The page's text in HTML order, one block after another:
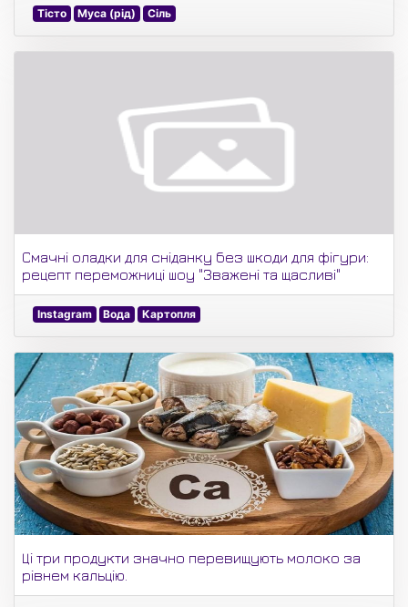
Тісто Муса (рід) Сіль
Смачні оладки для сніданку без шкоди для фігури:
рецепт переможниці шоу "Зважені та щасливі"
Instagram Вода Картопля
Ці три продукти значно перевищують молоко за
рівнем кальцію.